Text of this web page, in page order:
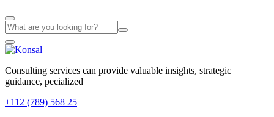
Consulting services can provide valuable insights, strategic
guidance, pecialized
+112 (789) 568 25